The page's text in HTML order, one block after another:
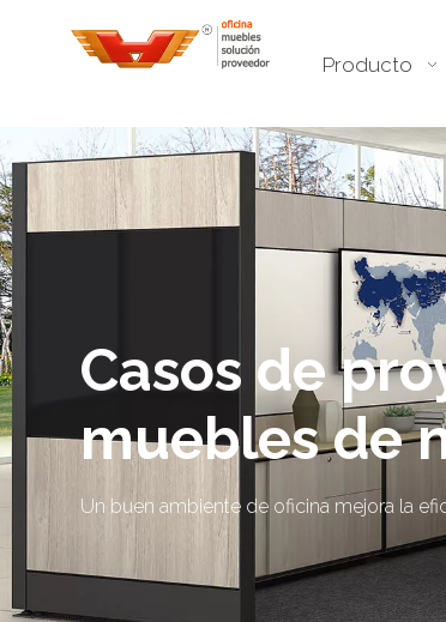
Producto
Casos de
muebles de
Un buen ambiente de oficina mejora la